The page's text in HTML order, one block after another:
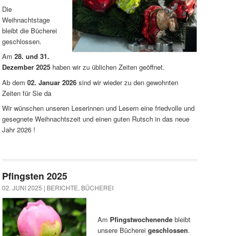
Die
Weihnachtstage
bleibt die Bücherei
geschlossen.
Am 28. und 31.
Dezember 2025 haben wir zu üblichen Zeiten geöffnet.
Ab dem02. Januar 2026 sind wir wieder zu den gewohnten
Zeiten für Sie da
Wir wünschen unseren Leserinnen und Lesern eine friedvolle und
gesegnete Weihnachtszeit und einen guten Rutsch in das neue
Jahr 2026 !
Pfingsten 2025
02. JUNI 2025 | BERICHTE, BÜCHEREI
Am Pfingstwochenende bleibt
unsere Büchereigeschlossen.